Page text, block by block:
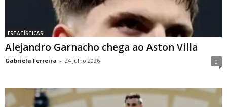
ESTATÍSTICAS
Alejandro Garnacho chega ao Aston Villa
Gabriela Ferreira - 24 Julho 2026 0